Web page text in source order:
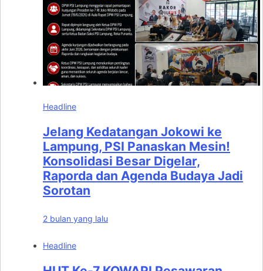
Headline
Jelang Kedatangan Jokowi ke
Lampung, PSI Panaskan Mesin!
Konsolidasi Besar Digelar,
Raporda dan Agenda Budaya Jadi
Sorotan
2 bulan yang lalu
Headline